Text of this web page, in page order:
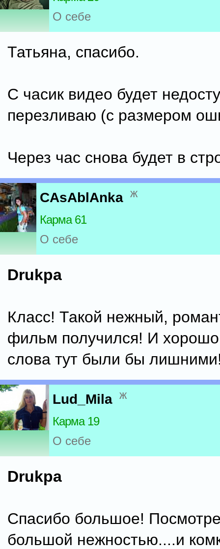
О себе
Татьяна, спасибо.
С часик видео будет
перезливаю (с размером
Через час снова будет в
CAsAblAnka ж
Карма 61
О себе
Drukpa
Класс! Такой нежный,
фильм получился! И
слова тут были бы
Lud_Mila ж
Карма 19
О себе
Drukpa
Спасибо большое!
большой нежностью....и